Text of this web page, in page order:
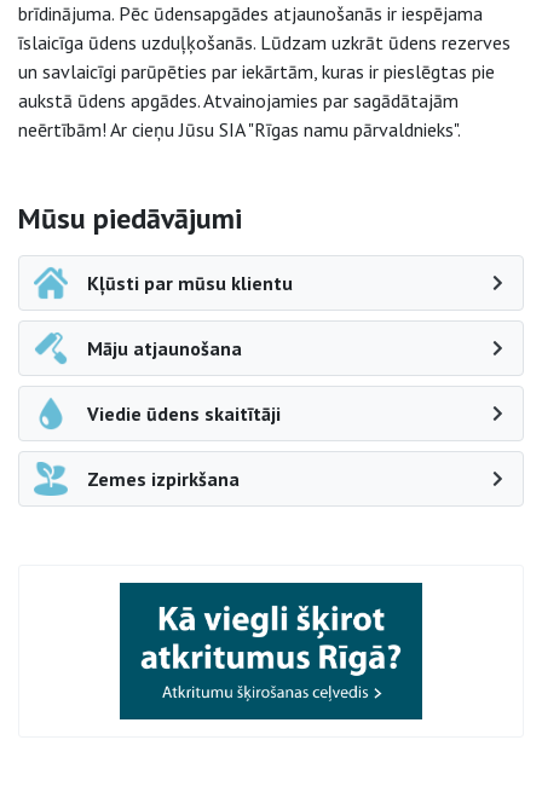
brīdinājuma. Pēc ūdensapgādes atjaunošanās ir iespējama
īslaicīga ūdens uzduļķošanās. Lūdzam uzkrāt ūdens rezerves
un savlaicīgi parūpēties par iekārtām, kuras ir pieslēgtas pie
aukstā ūdens apgādes. Atvainojamies par sagādātajām
neērtībām! Ar cieņu Jūsu SIA "Rīgas namu pārvaldnieks".
Sāna navigācija
Mūsu piedāvājumi
Kļūsti par mūsu klientu
Māju atjaunošana
Viedie ūdens skaitītāji
Zemes izpirkšana